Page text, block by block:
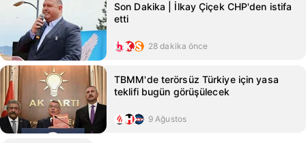
Son Dakika | İlkay Çiçek CHP'den istifa
etti
28 dakika önce
TBMM'de terörsüz Türkiye için yasa
teklifi bugün görüşülecek
9 Ağustos